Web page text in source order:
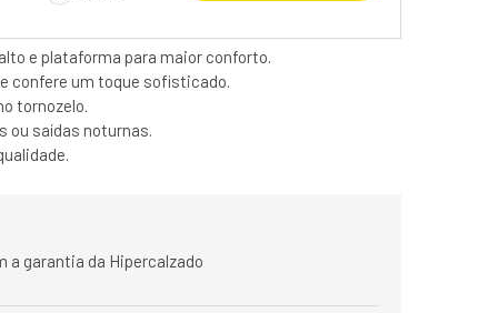
e plataforma para maior conforto.
confere um toque sofisticado.
tornozelo.
ou saídas noturnas.
a garantia da Hipercalzado